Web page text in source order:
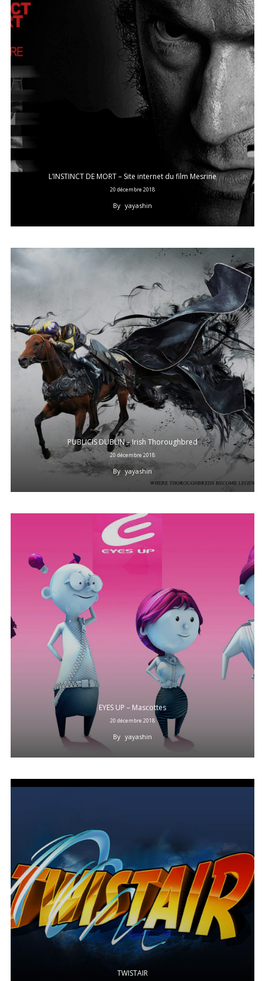
L’INSTINCT DE MORT – Site internet du film Mesrine
20 décembre 2018
By yayashin
PUBLICIS DUBLIN – Irish Thoroughbred
20 décembre 2018
By yayashin
EYES UP – Mascottes
20 décembre 2018
By yayashin
TWISTAIR